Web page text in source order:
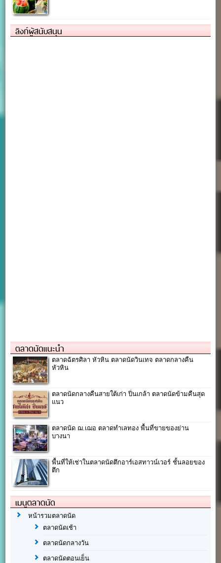
ลิงก์ผู้สนับสนุน
ตลาดนัดแนะนำ
ตลาดฉัตรศิลา หัวหิน ตลาดนัดวินเทจ ตลาดกลางคืน
หัวหิน
ตลาดนัดกลางคืนสายใต้เก่า ปิ่นเกล้า ตลาดนัดข้ามคืนสุด
แนว
ตลาดนัด ฌ.เฌอ ตลาดทำเลทอง พื้นที่ขายของย่าน
บางนา
พื้นที่ให้เช่าในตลาดนัดตึกอาร์เอสทาวน์เวอร์ ชั้นลอยของ
ตึก
เมนูตลาดนัด
หน้ารวมตลาดนัด
ตลาดนัดเช้า
ตลาดนัดกลางวัน
ตลาดนัดตอนเย็น